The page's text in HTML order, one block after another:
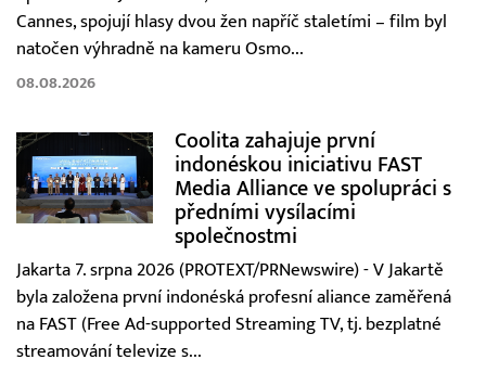
Cannes, spojují hlasy dvou žen napříč staletími – film byl
natočen výhradně na kameru Osmo...
08.08.2026
Coolita zahajuje první
indonéskou iniciativu FAST
Media Alliance ve spolupráci s
předními vysílacími
společnostmi
Jakarta 7. srpna 2026 (PROTEXT/PRNewswire) - V Jakartě
byla založena první indonéská profesní aliance zaměřená
na FAST (Free Ad-supported Streaming TV, tj. bezplatné
streamování televize s...